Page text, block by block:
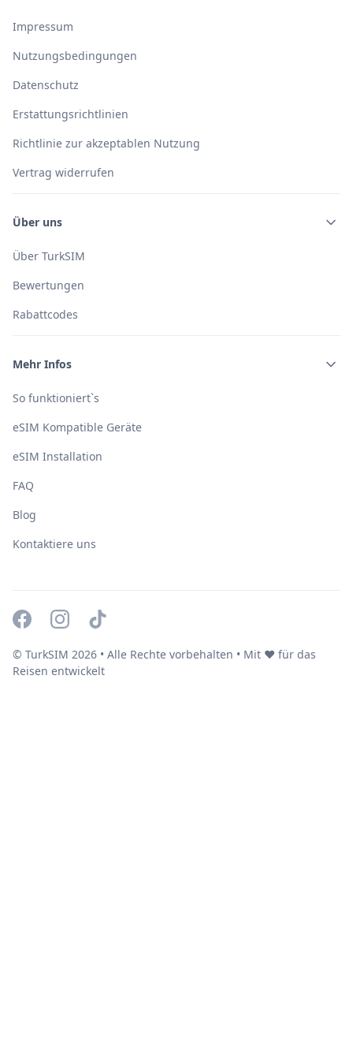
Impressum
Nutzungsbedingungen
Datenschutz
Erstattungsrichtlinien
Richtlinie zur akzeptablen Nutzung
Vertrag widerrufen
Über uns
Über TurkSIM
Bewertungen
Rabattcodes
Mehr Infos
So funktioniert`s
eSIM Kompatible Geräte
eSIM Installation
FAQ
Blog
Kontaktiere uns
© TurkSIM 2026 • Alle Rechte vorbehalten • Mit ❤️ für das
Reisen entwickelt